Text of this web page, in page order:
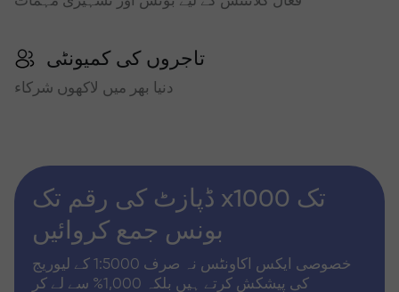
تاجروں کی کمیونٹی
دنیا بھر میں لاکھوں شرکاء
ڈپازٹ کی رقم تک x1000 تک
بونس جمع کروائیں
خصوصی ایکس اکاونٹس نہ صرف 1:5000 کے لیوریج
کی پیشکش کرتے ہیں بلکہ 1,000% سے لے کر